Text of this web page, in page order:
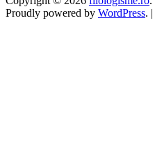
Proudly powered by WordPress. |